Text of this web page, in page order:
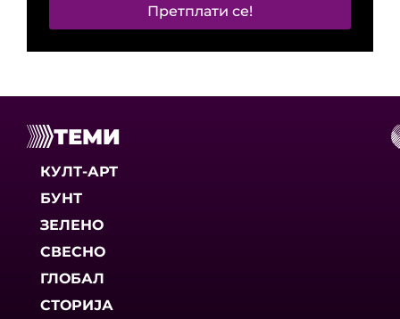
Претплати се!
ТЕМИ
КУЛТ-АРТ
БУНТ
ЗЕЛЕНО
СВЕСНО
ГЛОБАЛ
СТОРИЈА